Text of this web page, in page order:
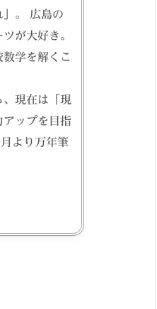
」。 広島の
が大好き。
学を解くこ
現在は「現
ップを目指
より万年筆